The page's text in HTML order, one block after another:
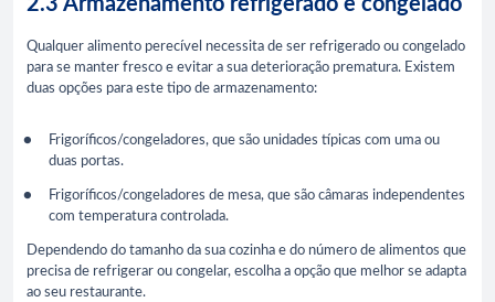
2.3 Armazenamento refrigerado e congelado
Qualquer alimento perecível necessita de ser refrigerado ou congelado
para se manter fresco e evitar a sua deterioração prematura. Existem
duas opções para este tipo de armazenamento:
Frigoríficos/congeladores, que são unidades típicas com uma ou
duas portas.
Frigoríficos/congeladores de mesa, que são câmaras independentes
com temperatura controlada.
Dependendo do tamanho da sua cozinha e do número de alimentos que
precisa de refrigerar ou congelar, escolha a opção que melhor se adapta
ao seu restaurante.